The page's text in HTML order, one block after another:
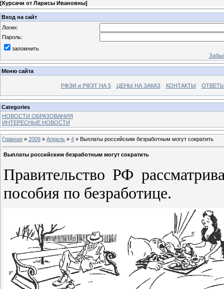
[Курсачи от Ларисы Ивановны]
Вход на сайт
Логин:
Пароль:
запомнить
Меню сайта
РФЭИ и РФЭТ НА 5 ЦЕНЫ НА ЗАКАЗ КОНТАКТЫ
Categories
НОВОСТИ ОБРАЗОВАНИЯ
ИНТЕРЕСНЫЕ НОВОСТИ
Главная » 2009 » Апрель » 4 » Выплаты российским безработным могут сократить
Выплаты российским безработным могут сократить
Правительство РФ
пособия по безработице.